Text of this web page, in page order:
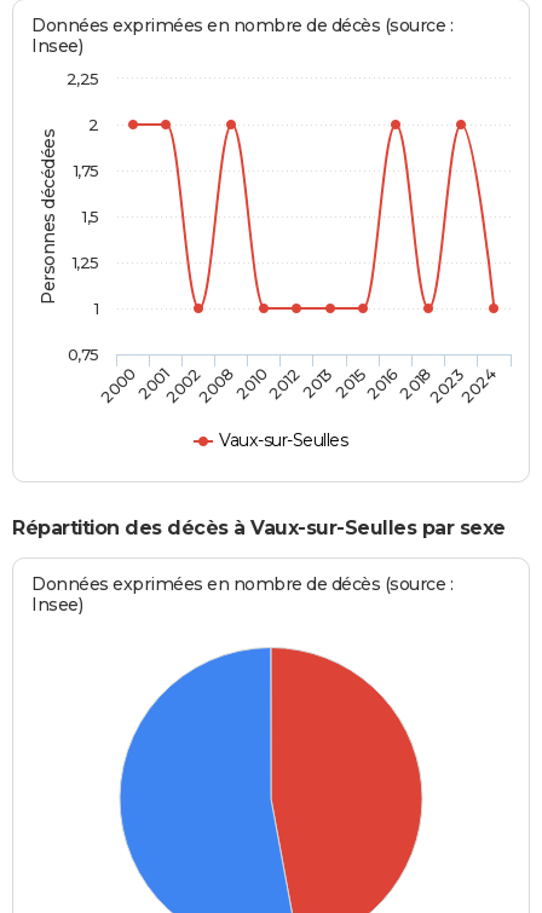
Personnes décédées
Données exprimées en nombre de décès (source :
Insee)
Vaux-sur-Seulles
200020012002200820102012201320152016201820232024
0,75
1
1,25
1,5
1,75
2
2,25
Répartition des décès à Vaux-sur-Seulles par sexe
Données exprimées en nombre de décès (source :
Insee)